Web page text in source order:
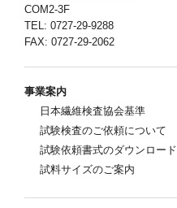
COM2-3F
TEL: 0727-29-9288
FAX: 0727-29-2062
事業案内
日本繊維検査協会基準
試験検査のご依頼について
試験依頼書式のダウンロード
試料サイズのご案内